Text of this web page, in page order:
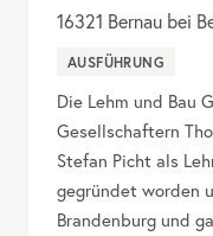
16321 Bernau bei
AUSFÜHRUNG
Die Lehm und Bau
Gesellschaftern
Stefan Picht als
gegründet worden
Brandenburg und